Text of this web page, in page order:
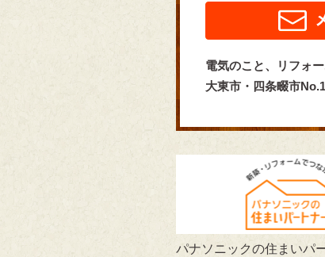
電気のこと、リフォ
大東市・四条畷市
パナソニックの住まいパ